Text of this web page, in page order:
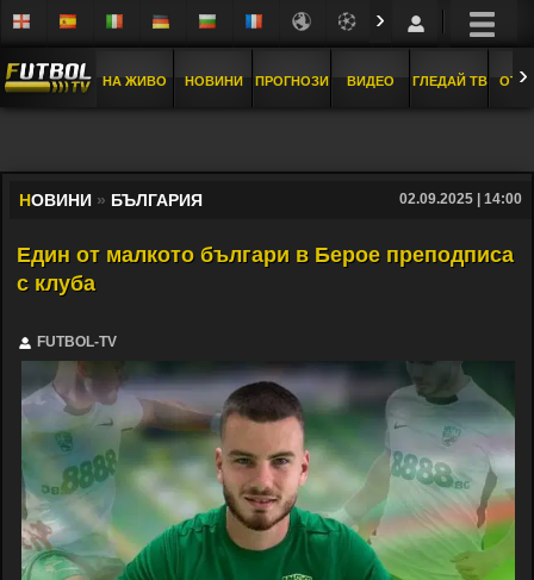
›
НА ЖИВО НОВИНИ ПРОГНОЗИ ВИДЕО ГЛЕДАЙ ТВ ›
НОВИНИ » БЪЛГАРИЯ 02.09.2025 | 14:00
Един от малкото българи в Берое преподписа
с клуба
FUTBOL-TV